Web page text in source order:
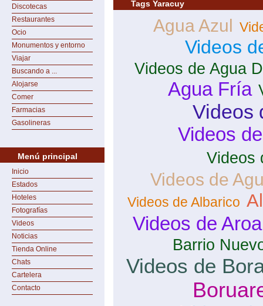
Discotecas
Restaurantes
Ocio
Monumentos y entorno
Viajar
Buscando a ...
Alojarse
Comer
Farmacias
Gasolineras
Menú principal
Inicio
Estados
Hoteles
Fotografías
Videos
Noticias
Tienda Online
Chats
Cartelera
Contacto
Tags Yaracuy
Agua Azul
Videos
Videos de Agua
Agua Fría
Videos
Videos
Videos
Videos de
Videos de Albarico
Videos de Aroa
Barrio
Videos de